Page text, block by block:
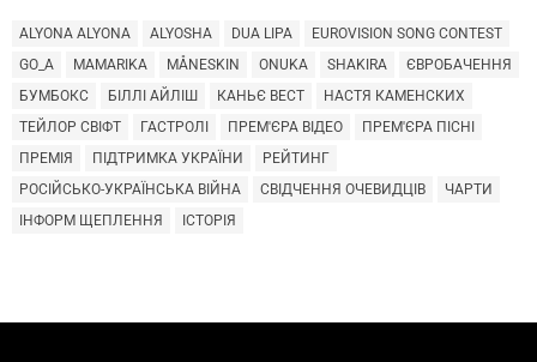
ALYONA ALYONA ALYOSHA DUA LIPA
EUROVISION SONG CONTEST
GO_A
MAMARIKA MÅNESKIN ONUKA SHAKIRA
ЄВРОБАЧЕННЯ
БУМБОКС
БІЛЛІ АЙЛІШ КАНЬЄ ВЕСТ
НАСТЯ КАМЕНСКИХ
ТЕЙЛОР СВІФТ
ГАСТРОЛІ ПРЕМ'ЄРА ВІДЕО
ПРЕМ'ЄРА ПІСНІ
ПРЕМІЯ
ПІДТРИМКА УКРАЇНИ
РЕЙТИНГ
РОСІЙСЬКО-УКРАЇНСЬКА ВІЙНА
СВІДЧЕННЯ ОЧЕВИДЦІВ
ЧАРТИ
ІНФОРМ ЩЕПЛЕННЯ
ІСТОРІЯ